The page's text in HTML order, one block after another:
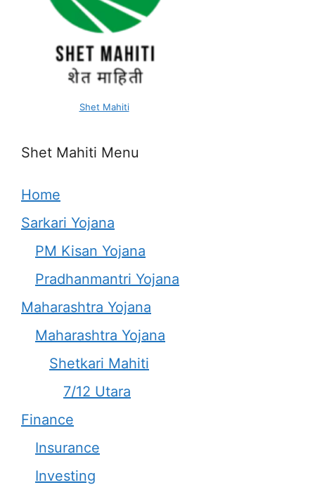
Shet Mahiti
Shet Mahiti Menu
Home
Sarkari Yojana
PM Kisan Yojana
Pradhanmantri Yojana
Maharashtra Yojana
Maharashtra Yojana
Shetkari Mahiti
7/12 Utara
Finance
Insurance
Investing